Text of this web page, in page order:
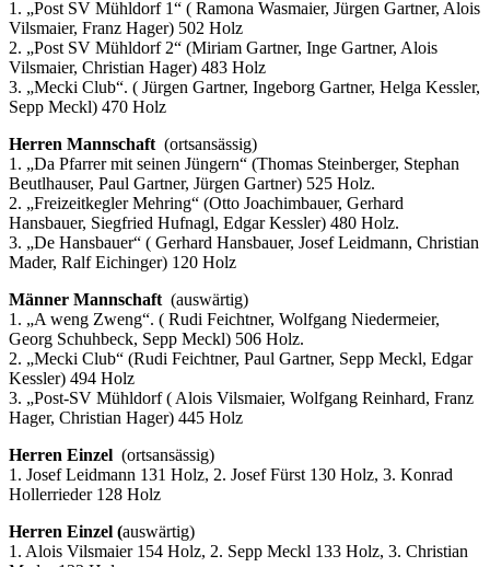
1. „Post SV Mühldorf 1“ ( Ramona Wasmaier, Jürgen Gartner, Alois
Vilsmaier, Franz Hager) 502 Holz
2. „Post SV Mühldorf 2“ (Miriam Gartner, Inge Gartner, Alois
Vilsmaier, Christian Hager) 483 Holz
3. „Mecki Club“. ( Jürgen Gartner, Ingeborg Gartner, Helga Kessler,
Sepp Meckl) 470 Holz
Herren Mannschaft (ortsansässig)
1. „Da Pfarrer mit seinen Jüngern“ (Thomas Steinberger, Stephan
Beutlhauser, Paul Gartner, Jürgen Gartner) 525 Holz.
2. „Freizeitkegler Mehring“ (Otto Joachimbauer, Gerhard
Hansbauer, Siegfried Hufnagl, Edgar Kessler) 480 Holz.
3. „De Hansbauer“ ( Gerhard Hansbauer, Josef Leidmann, Christian
Mader, Ralf Eichinger) 120 Holz
Männer Mannschaft (auswärtig)
1. „A weng Zweng“. ( Rudi Feichtner, Wolfgang Niedermeier,
Georg Schuhbeck, Sepp Meckl) 506 Holz.
2. „Mecki Club“ (Rudi Feichtner, Paul Gartner, Sepp Meckl, Edgar
Kessler) 494 Holz
3. „Post-SV Mühldorf ( Alois Vilsmaier, Wolfgang Reinhard, Franz
Hager, Christian Hager) 445 Holz
Herren Einzel (ortsansässig)
1. Josef Leidmann 131 Holz, 2. Josef Fürst 130 Holz, 3. Konrad
Hollerrieder 128 Holz
Herren Einzel (auswärtig)
1. Alois Vilsmaier 154 Holz, 2. Sepp Meckl 133 Holz, 3. Christian